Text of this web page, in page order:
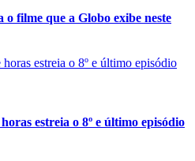
filme que a Globo exibe neste
estreia o 8º e último episódio